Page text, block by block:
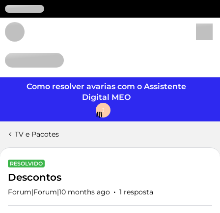
Como resolver avarias com o Assistente
Digital MEO
J
TV e Pacotes
RESOLVIDO
Descontos
Forum|Forum|10 months ago 1 resposta